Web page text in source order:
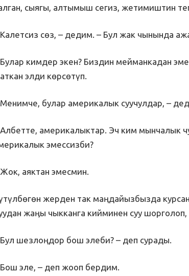
сыягы, алтымыш сегиз, жетимиштин
сөз, – дедим. – Бул жак чынында
кимдер экен? Биздин мейманкадан
элди көрсөтүп.
булар америкалык суучулдар, –
америкалыктар. Эч ким мынчалык
эмессизби?
аяктан эмесмин.
жерден так маңдайызбызда
жаӊы чыкканга кийминен суу
шезлоңдор бош элеби? – деп сурады.
эле, – деп жооп бердим.